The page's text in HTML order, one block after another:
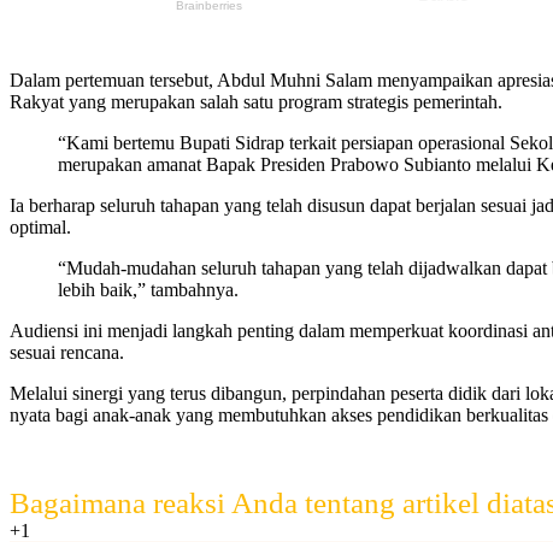
Dalam pertemuan tersebut, Abdul Muhni Salam menyampaikan
Rakyat yang merupakan salah satu program strategis pemerintah.
“Kami bertemu Bupati Sidrap terkait persiapan operasional
merupakan amanat Bapak Presiden Prabowo Subianto melalui
Ia berharap seluruh tahapan yang telah disusun dapat berjalan sesuai
optimal.
“Mudah-mudahan seluruh tahapan yang telah dijadwalkan
lebih baik,” tambahnya.
Audiensi ini menjadi langkah penting dalam memperkuat koordinasi
sesuai rencana.
Melalui sinergi yang terus dibangun, perpindahan peserta didik dari
nyata bagi anak-anak yang membutuhkan akses pendidikan
Bagaimana reaksi Anda tentang artikel
+1